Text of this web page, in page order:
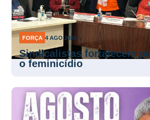
FORÇA 4 AGO 2026
Sindicalistas fortalecem
o feminicídio